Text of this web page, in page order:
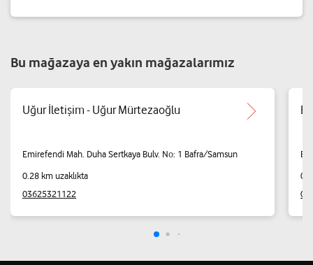
Bu mağazaya en yakın mağazalarımız
Uğur İletişim - Uğur Mürtezaoğlu
Emirefendi Mah. Duha Sertkaya Bulv. No: 1 Bafra/Samsun
0.28 km uzaklıkta
03625321122